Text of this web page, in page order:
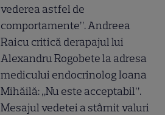
vederea astfel de
comportamente”. Andreea
Raicu critică derapajul lui
Alexandru Rogobete la adresa
medicului endocrinolog Ioana
Mihăilă: „Nu este acceptabil”.
Mesajul vedetei a stârnit valuri